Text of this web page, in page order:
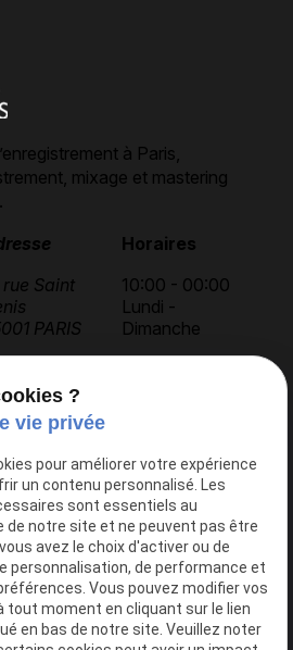
à Paris,
mixage et mastering
rue Saint
PARIS
Horaires
10:00 - 00:00
Lundi -
Dimanche
?
vie privée
pour améliorer votre expérience
un contenu personnalisé. Les
sont essentiels au
notre site et ne peuvent pas être
avez le choix d'activer ou de
personnalisation, de performance et
Vous pouvez modifier vos
tout moment en cliquant sur le lien
en bas de notre site. Veuillez noter